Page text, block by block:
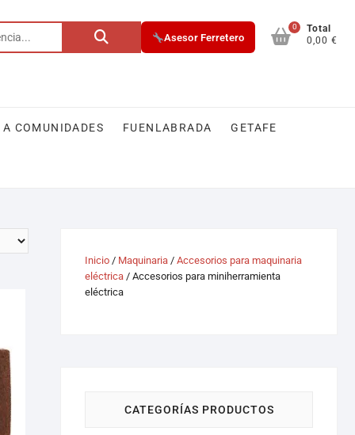
Asesor Ferretero
0
Total
0,00 €
COMUNIDADES FUENLABRADA GETAFE
Inicio / Maquinaria / Accesorios para maquinaria
eléctrica / Accesorios para miniherramienta
eléctrica
CATEGORÍAS PRODUCTOS